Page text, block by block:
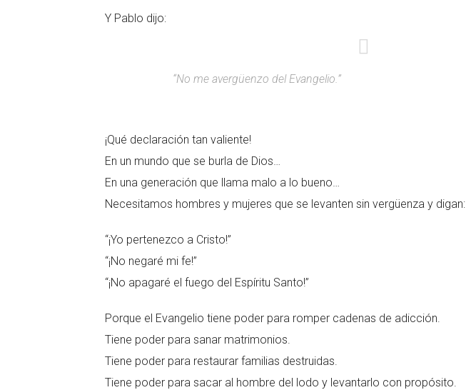
Y Pablo dijo:
“No me avergüenzo del Evangelio.”
¡Qué declaración tan valiente!
En un mundo que se burla de Dios…
En una generación que llama malo a lo bueno…
Necesitamos hombres y mujeres que se levanten sin vergüenza y digan:
“¡Yo pertenezco a Cristo!”
“¡No negaré mi fe!”
“¡No apagaré el fuego del Espíritu Santo!”
Porque el Evangelio tiene poder para romper cadenas de adicción.
Tiene poder para sanar matrimonios.
Tiene poder para restaurar familias destruidas.
Tiene poder para sacar al hombre del lodo y levantarlo con propósito.